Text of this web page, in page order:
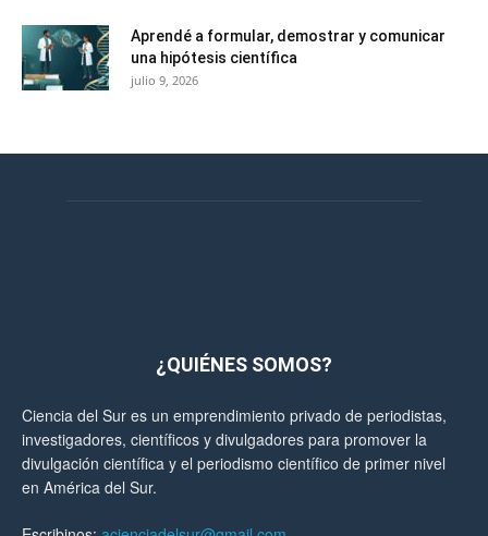
Aprendé a formular, demostrar y comunicar
una hipótesis científica
julio 9, 2026
¿QUIÉNES SOMOS?
Ciencia del Sur es un emprendimiento privado de periodistas,
investigadores, científicos y divulgadores para promover la
divulgación científica y el periodismo científico de primer nivel
en América del Sur.